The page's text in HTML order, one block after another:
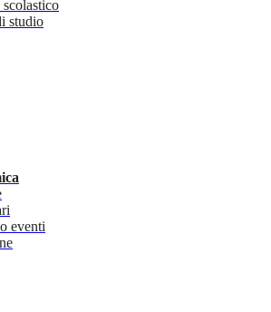
scolastico
studio
eventi